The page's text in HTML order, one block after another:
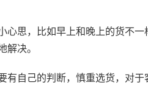
思，比如早上和晚上的货不一
解决。
有自己的判断，慎重选货，对于